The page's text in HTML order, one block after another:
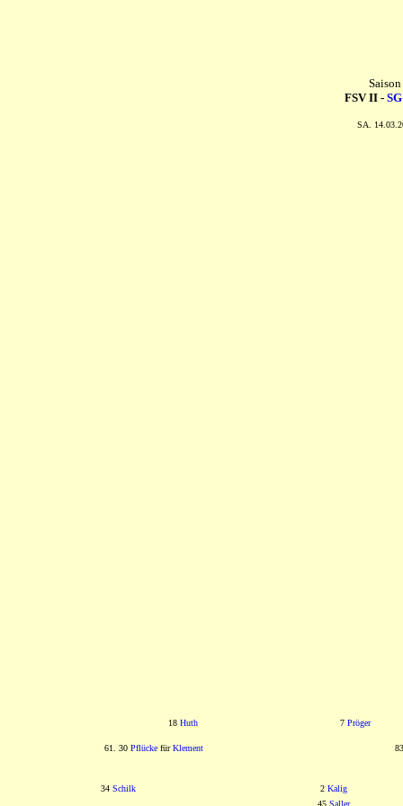
FSV II -
SA.
18 Huth 7 Pröger
61. 30 Pflücke fürKlement
34 Schilk 2 Kalig
45 Saller